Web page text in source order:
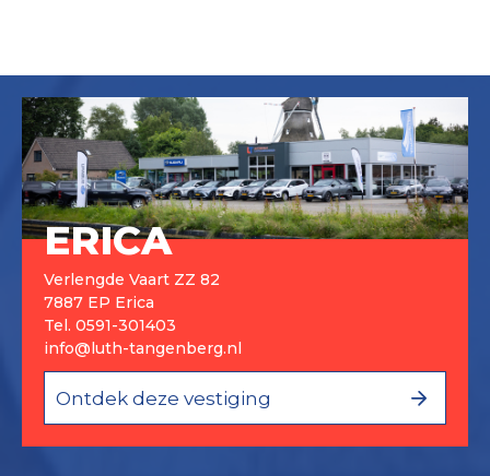
ERICA
Verlengde Vaart ZZ 82
7887 EP Erica
Tel. 0591-301403
info@luth-tangenberg.nl
Ontdek deze vestiging